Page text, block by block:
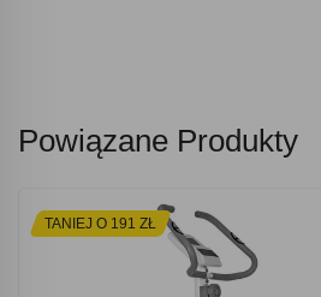
Powiązane Produkty
TANIEJ O 191 ZŁ